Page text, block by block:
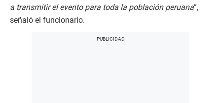
a transmitir el evento para toda la población peruana”,
señaló el funcionario.